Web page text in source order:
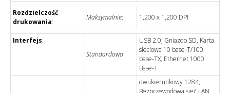
Rozdzielczość
drukowania:
Maksymalnie: 1,200 x 1,200 DPI
Interfejs:
Standardowo:
USB 2.0, Gniazdo SD, Karta
sieciowa 10 base-T/100
base-TX, Ethernet 1000
Base-T
dwukierunkowy 1284,
Bezprzewodowa sieć LAN